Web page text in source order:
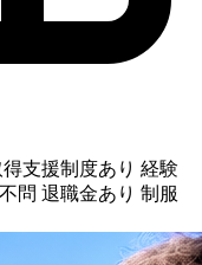
支援制度あり 経験
問 退職金あり 制服